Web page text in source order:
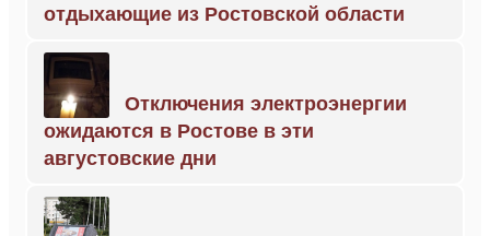
отдыхающие из Ростовской области
Отключения электроэнергии
ожидаются в Ростове в эти
августовские дни